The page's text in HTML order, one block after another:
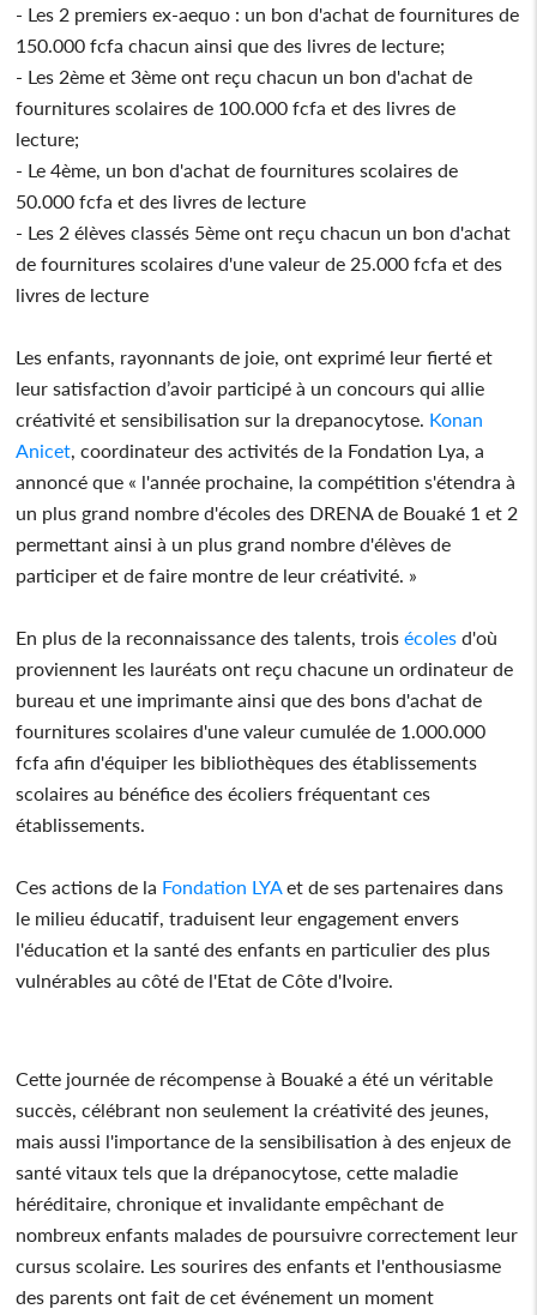
- Les 2 premiers ex-aequo : un bon d'achat de fournitures de
150.000 fcfa chacun ainsi que des livres de lecture;
- Les 2ème et 3ème ont reçu chacun un bon d'achat de
fournitures scolaires de 100.000 fcfa et des livres de
lecture;
- Le 4ème, un bon d'achat de fournitures scolaires de
50.000 fcfa et des livres de lecture
- Les 2 élèves classés 5ème ont reçu chacun un bon d'achat
de fournitures scolaires d'une valeur de 25.000 fcfa et des
livres de lecture
Les enfants, rayonnants de joie, ont exprimé leur fierté et
leur satisfaction d’avoir participé à un concours qui allie
créativité et sensibilisation sur la drepanocytose. Konan
Anicet, coordinateur des activités de la Fondation Lya, a
annoncé que « l'année prochaine, la compétition s'étendra à
un plus grand nombre d'écoles des DRENA de Bouaké 1 et 2
permettant ainsi à un plus grand nombre d'élèves de
participer et de faire montre de leur créativité. »
En plus de la reconnaissance des talents, trois écoles d'où
proviennent les lauréats ont reçu chacune un ordinateur de
bureau et une imprimante ainsi que des bons d'achat de
fournitures scolaires d'une valeur cumulée de 1.000.000
fcfa afin d'équiper les bibliothèques des établissements
scolaires au bénéfice des écoliers fréquentant ces
établissements.
Ces actions de la Fondation LYAet de ses partenaires dans
le milieu éducatif, traduisent leur engagement envers
l'éducation et la santé des enfants en particulier des plus
vulnérables au côté de l'Etat de Côte d'Ivoire.
Cette journée de récompense à Bouaké a été un véritable
succès, célébrant non seulement la créativité des jeunes,
mais aussi l'importance de la sensibilisation à des enjeux de
santé vitaux tels que la drépanocytose, cette maladie
héréditaire, chronique et invalidante empêchant de
nombreux enfants malades de poursuivre correctement leur
cursus scolaire. Les sourires des enfants et l'enthousiasme
des parents ont fait de cet événement un moment